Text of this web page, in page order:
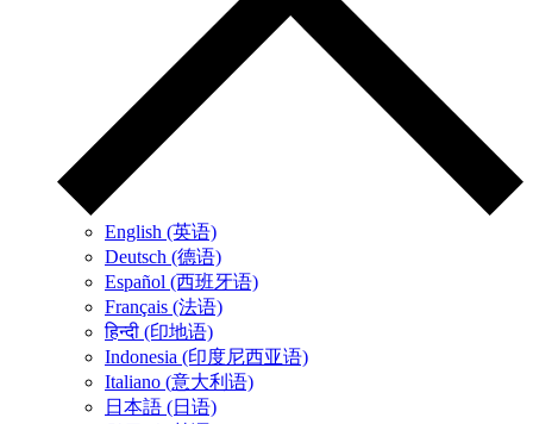
English (英语)
Deutsch (德语)
Español (西班牙语)
Français (法语)
हिन्दी (印地语)
Indonesia (印度尼西亚语)
Italiano (意大利语)
日本語 (日语)